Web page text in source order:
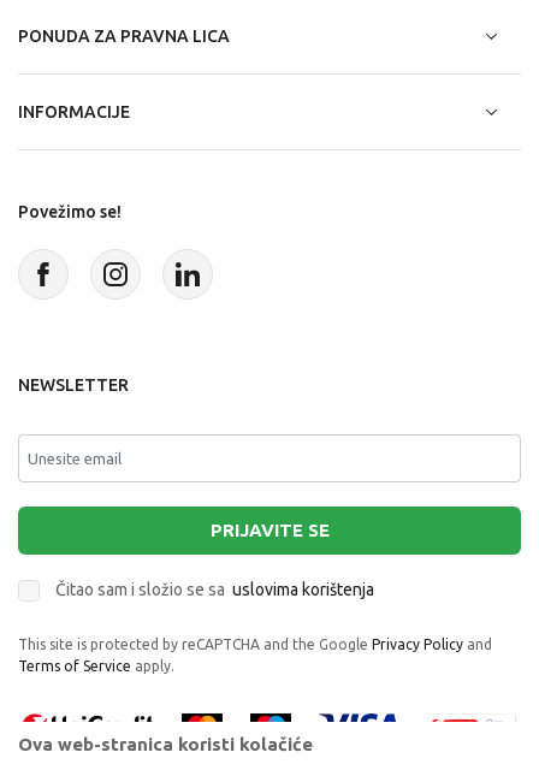
PONUDA ZA PRAVNA LICA
INFORMACIJE
Povežimo se!
NEWSLETTER
PRIJAVITE SE
Čitao sam i složio se sa uslovima korištenja
This site is protected by reCAPTCHA and the Google Privacy Policy and
Terms of Service apply.
Ova web-stranica koristi kolačiće